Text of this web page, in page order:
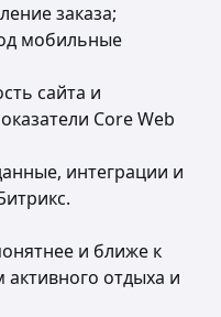
заказа;
мобильные
сайта и
Core Web
интеграции и
и ближе к
отдыха и